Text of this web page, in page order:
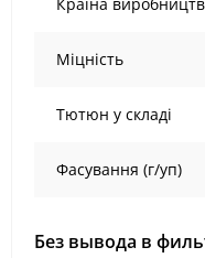
Міцність
Тютюн у складі
Фасування (г/уп)
Без вывода в